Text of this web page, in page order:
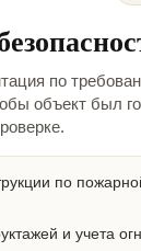
по
объект был
по
и учета